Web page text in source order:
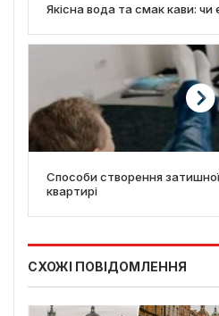
Якісна вода та смак кави: чи
Способи створення
квартирі
СХОЖІ ПОВІДОМЛЕННЯ